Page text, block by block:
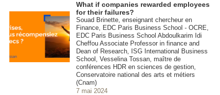
What if companies rewarded employees
for their failures?
Souad Brinette, enseignant chercheur en
Finance, EDC Paris Business School - OCRE,
EDC Paris Business School Abdoulkarim Idi
Cheffou Associate Professor in finance and
Dean of Research, ISG International Business
School, Vesselina Tossan, maître de
conférences HDR en sciences de gestion,
Conservatoire national des arts et métiers
(Cnam)
7 mai 2024